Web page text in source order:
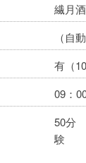
繊月
（自
有（
09：
50分
験